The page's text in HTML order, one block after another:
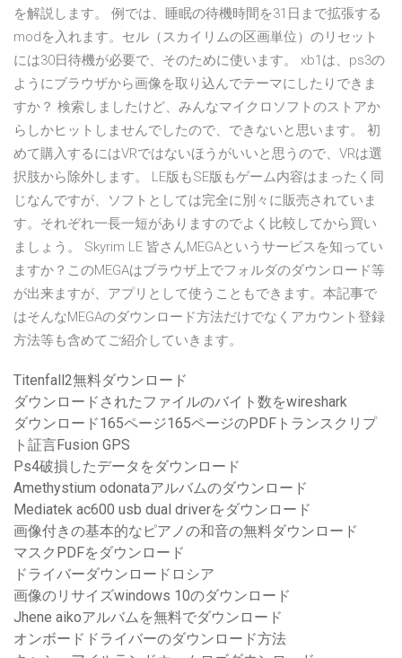
を解説します。 例では、睡眠の待機時間を31日まで拡張する
modを入れます。セル（スカイリムの区画単位）のリセット
には30日待機が必要で、そのために使います。 xb1は、ps3の
ようにブラウザから画像を取り込んでテーマにしたりできま
すか？ 検索しましたけど、みんなマイクロソフトのストアか
らしかヒットしませんでしたので、できないと思います。 初
めて購入するにはVRではないほうがいいと思うので、VRは選
択肢から除外します。 LE版もSE版もゲーム内容はまったく同
じなんですが、ソフトとしては完全に別々に販売されていま
す。それぞれ一長一短がありますのでよく比較してから買い
ましょう。 Skyrim LE 皆さんMEGAというサービスを知ってい
ますか？このMEGAはブラウザ上でフォルダのダウンロード等
が出来ますが、アプリとして使うこともできます。本記事で
はそんなMEGAのダウンロード方法だけでなくアカウント登録
方法等も含めてご紹介していきます。
Titenfall2無料ダウンロード
ダウンロードされたファイルのバイト数をwireshark
ダウンロード165ページ165ページのPDFトランスクリプ
ト証言Fusion GPS
Ps4破損したデータをダウンロード
Amethystium odonataアルバムのダウンロード
Mediatek ac600 usb dual driverをダウンロード
画像付きの基本的なピアノの和音の無料ダウンロード
マスクPDFをダウンロード
ドライバーダウンロードロシア
画像のリサイズwindows 10のダウンロード
Jhene aikoアルバムを無料でダウンロード
オンボードドライバーのダウンロード方法